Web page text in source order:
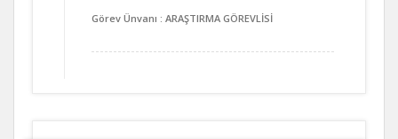
Görev Ünvanı : ARAŞTIRMA GÖREVLİSİ